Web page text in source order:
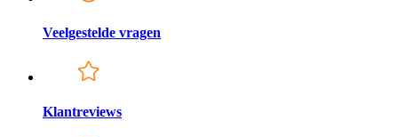
Veelgestelde vragen
Klantreviews